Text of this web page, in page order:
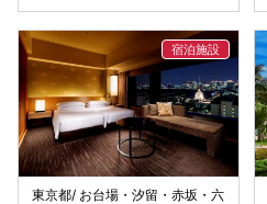
東京都/ お台場・汐留・赤坂・六